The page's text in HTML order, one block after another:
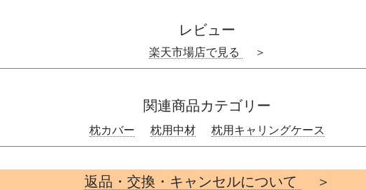
レビュー
楽天市場店で見る ＞
関連商品カテゴリー
枕カバー 枕用中材 枕用キャリングケース
返品・交換・キャンセルについて ＞